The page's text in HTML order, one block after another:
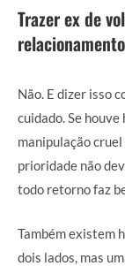
Trazer ex de
Não. E dizer isso
cuidado. Se
manipulação
prioridade não
todo retorno faz
Também existem
dois lados, mas